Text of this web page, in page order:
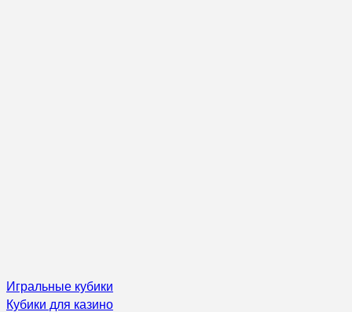
Игральные кубики
Кубики для казино